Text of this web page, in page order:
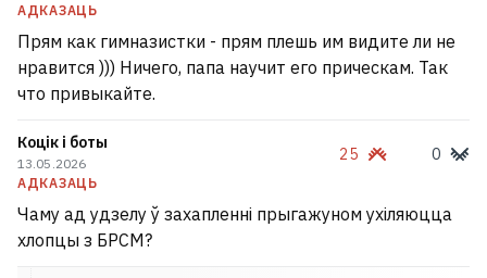
АДКАЗАЦЬ
Прям как гимназистки - прям плешь им видите ли не
нравится ))) Ничего, папа научит его прическам. Так
что привыкайте.
Коцік і боты
13.05.2026
АДКАЗАЦЬ
25 0
Чаму ад удзелу ў захапленні прыгажуном ухіляюцца
хлопцы з БРСМ?